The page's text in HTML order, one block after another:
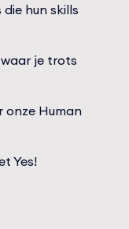
hun skills
je trots
onze Human
Yes!